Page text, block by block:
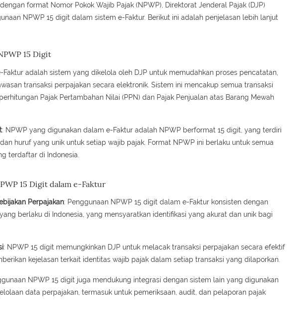
format Nomor Pokok Wajib Pajak (NPWP), Direktorat Jenderal Pajak (DJP)
NPWP 15 digit dalam sistem e-Faktur. Berikut ini adalah penjelasan lebih lanjut
15 Digit
Faktur adalah sistem yang dikelola oleh DJP untuk memudahkan proses pencatatan,
transaksi perpajakan secara elektronik. Sistem ini mencakup semua transaksi
Pajak Pertambahan Nilai (PPN) dan Pajak Penjualan atas Barang Mewah
: NPWP yang digunakan dalam e-Faktur adalah NPWP berformat 15 digit, yang terdiri
huruf yang unik untuk setiap wajib pajak. Format NPWP ini berlaku untuk semua
terdaftar di Indonesia.
15 Digit dalam e-Faktur
Perpajakan: Penggunaan NPWP 15 digit dalam e-Faktur konsisten dengan
berlaku di Indonesia, yang mensyaratkan identifikasi yang akurat dan unik bagi
: NPWP 15 digit memungkinkan DJP untuk melacak transaksi perpajakan secara efektif
kejelasan terkait identitas wajib pajak dalam setiap transaksi yang dilaporkan.
NPWP 15 digit juga mendukung integrasi dengan sistem lain yang digunakan
data perpajakan, termasuk untuk pemeriksaan, audit, dan pelaporan pajak